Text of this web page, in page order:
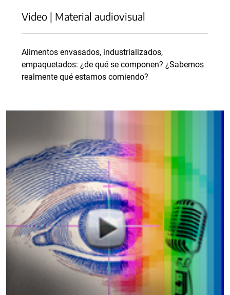
Video | Material audiovisual
Alimentos envasados, industrializados,
empaquetados: ¿de qué se componen? ¿Sabemos
realmente qué estamos comiendo?